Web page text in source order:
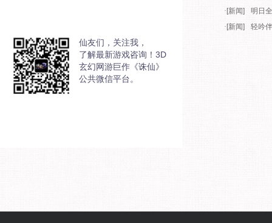
仙友们，关注我，
了解最新游戏咨询！3D
玄幻网游巨作《诛仙》
公共微信平台。
· [新闻]
明日
· [新闻] 轻吟